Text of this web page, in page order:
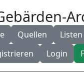
Quellen Listen
Login